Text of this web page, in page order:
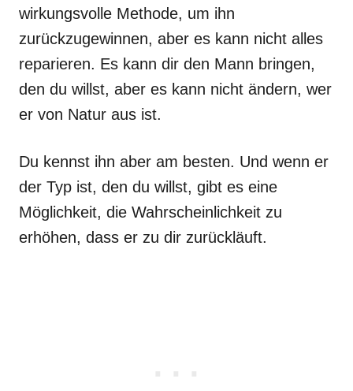
wirkungsvolle Methode, um ihn
zurückzugewinnen, aber es kann nicht alles
reparieren. Es kann dir den Mann bringen,
den du willst, aber es kann nicht ändern, wer
er von Natur aus ist.
Du kennst ihn aber am besten. Und wenn er
der Typ ist, den du willst, gibt es eine
Möglichkeit, die Wahrscheinlichkeit zu
erhöhen, dass er zu dir zurückläuft.